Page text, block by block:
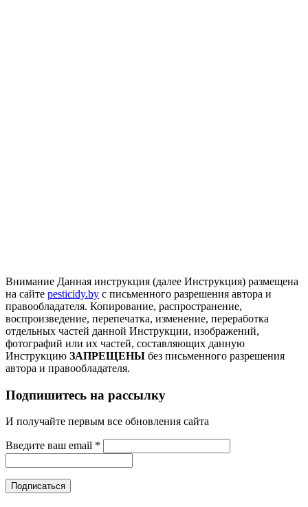
Внимание Данная инструкция (далее Инструкция) размещена
на сайте pesticidy.by с письменного разрешения автора и
правообладателя. Копирование, распространение,
воспроизведение, перепечатка, изменение, переработка
отдельных частей данной Инструкции, изображений,
фотографий или их частей, составляющих данную
Инструкцию ЗАПРЕЩЕНЫ без письменного разрешения
автора и правообладателя.
Подпишитесь на рассылку
И получайте первым все обновления сайта
Введите ваш email *